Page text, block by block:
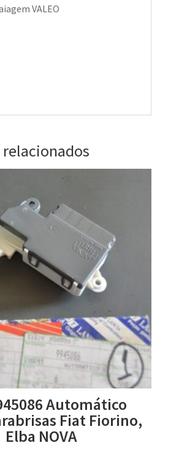
VALEO
Automático
Fiat Fiorino,
Elba NOVA